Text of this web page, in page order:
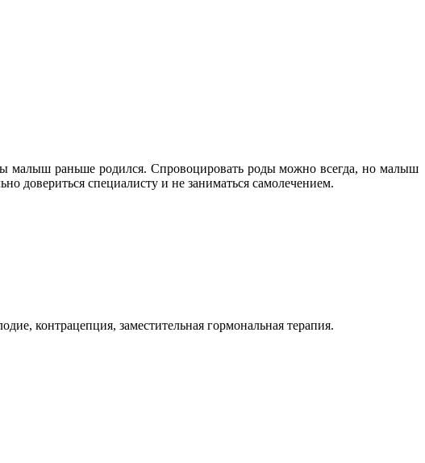
малыш раньше родился. Спровоцировать роды можно всегда, но малыш
довериться специалисту и не заниматься самолечением.
контрацепция, заместительная гормональная терапия.